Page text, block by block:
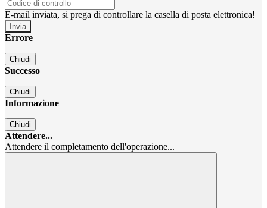
E-mail inviata, si prega di controllare la casella di posta elettronica!
Errore
Chiudi
Successo
Chiudi
Informazione
Chiudi
Attendere...
Attendere il completamento dell'operazione...